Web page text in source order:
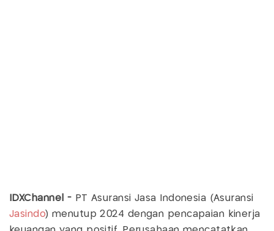
IDXChannel - PT Asuransi Jasa Indonesia (Asuransi
Jasindo) menutup 2024 dengan pencapaian kinerja